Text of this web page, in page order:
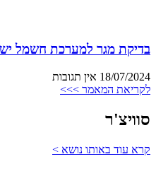
בדיקת מגר למערכת חשמל
18/07/2024 אין תגובות
לקריאת המאמר >>>
סוויצ'ר
קרא עוד באותו נושא >